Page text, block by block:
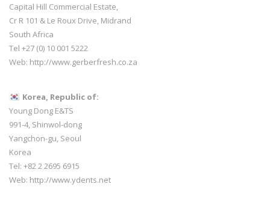
Capital Hill Commercial Estate,
Cr R 101 & Le Roux Drive, Midrand
South Africa
Tel +27 (0) 10 001 5222
Web: http://www.gerberfresh.co.za
Korea, Republic of:
Young Dong E&TS
991-4, Shinwol-dong
Yangchon-gu, Seoul
Korea
Tel: +82 2 2695 6915
Web: http://www.ydents.net